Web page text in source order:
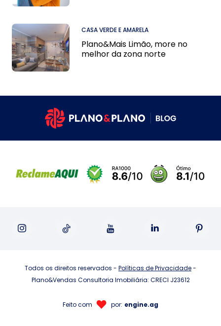
CASA VERDE E AMARELA
Plano&Mais Limão, more no
melhor da zona norte
Todos os direitos reservados - Políticas de Privacidade-
Plano&Vendas Consultoria Imobiliária: CRECI J23612
Feito com por: engine.ag